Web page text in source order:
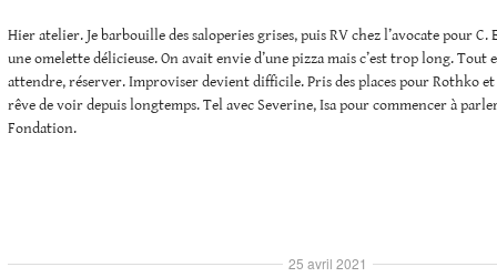
Hier atelier. Je barbouille des saloperies grises, puis RV chez l’avocate pour C.
une omelette délicieuse. On avait envie d’une pizza mais c’est trop long.
attendre, réserver. Improviser devient difficile. Pris des places pour Rothko et
rêve de voir depuis longtemps. Tel avec Severine, Isa pour commencer à
Fondation.
25 avril 2021